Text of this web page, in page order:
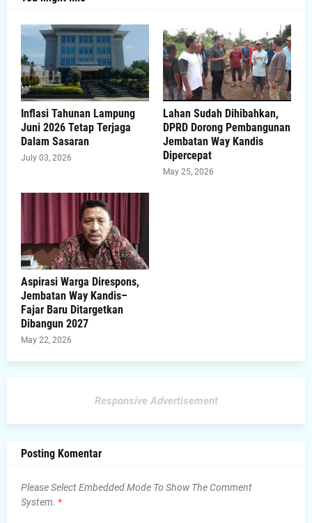
Inflasi Tahunan Lampung
Juni 2026 Tetap Terjaga
Dalam Sasaran
July 03, 2026
Lahan Sudah Dihibahkan,
DPRD Dorong Pembangunan
Jembatan Way Kandis
Dipercepat
May 25, 2026
Aspirasi Warga Direspons,
Jembatan Way Kandis–
Fajar Baru Ditargetkan
Dibangun 2027
May 22, 2026
Responsive Advertisement
Posting Komentar
Please Select Embedded Mode To Show The Comment
System. *